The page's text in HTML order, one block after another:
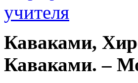
Каваками,
Каваками. –